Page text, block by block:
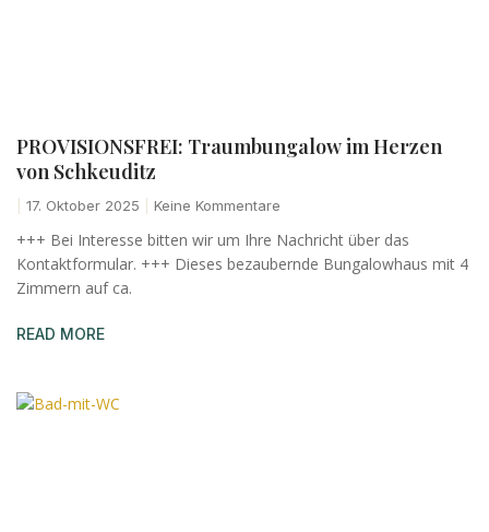
PROVISIONSFREI: Traumbungalow im Herzen
von Schkeuditz
17. Oktober 2025 Keine Kommentare
+++ Bei Interesse bitten wir um Ihre Nachricht über das
Kontaktformular. +++ Dieses bezaubernde Bungalowhaus mit 4
Zimmern auf ca.
READ MORE